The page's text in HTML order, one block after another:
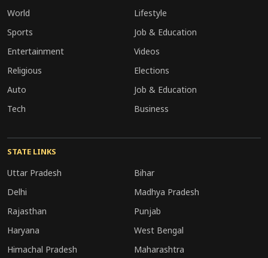
World
Sports
Entertainment
Religious
Auto
Tech
Lifestyle
Job & Education
Videos
Elections
Job & Education
Business
STATE LINKS
Uttar Pradesh
Bihar
Delhi
Madhya Pradesh
Rajasthan
Punjab
Haryana
West Bengal
Himachal Pradesh
Maharashtra